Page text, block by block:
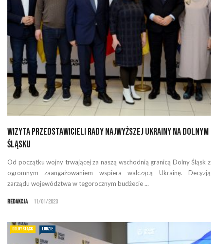
Wizyta przedstawicieli Rady Najwyższej Ukrainy na Dolnym
Śląsku
Od początku wojny trwającej za naszą wschodnią granicą Dolny Śląsk z
ogromnym zaangażowaniem wspiera walczącą Ukrainę. Decyzją
zarządu województwa w tegorocznym budżecie ...
Redakcja 11/01/2023
DOLNY ŚLĄSK LUDZIE